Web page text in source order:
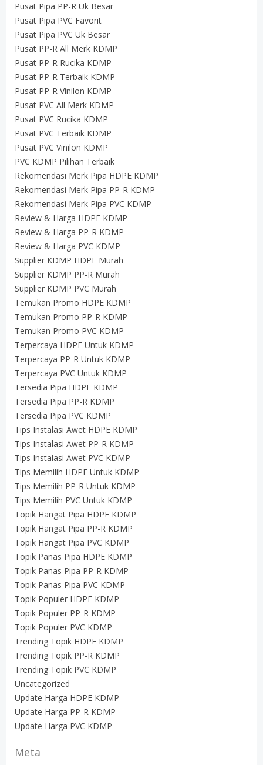
Pusat Pipa PP-R Uk Besar
Pusat Pipa PVC Favorit
Pusat Pipa PVC Uk Besar
Pusat PP-R All Merk KDMP
Pusat PP-R Rucika KDMP
Pusat PP-R Terbaik KDMP
Pusat PP-R Vinilon KDMP
Pusat PVC All Merk KDMP
Pusat PVC Rucika KDMP
Pusat PVC Terbaik KDMP
Pusat PVC Vinilon KDMP
PVC KDMP Pilihan Terbaik
Rekomendasi Merk Pipa HDPE KDMP
Rekomendasi Merk Pipa PP-R KDMP
Rekomendasi Merk Pipa PVC KDMP
Review & Harga HDPE KDMP
Review & Harga PP-R KDMP
Review & Harga PVC KDMP
Supplier KDMP HDPE Murah
Supplier KDMP PP-R Murah
Supplier KDMP PVC Murah
Temukan Promo HDPE KDMP
Temukan Promo PP-R KDMP
Temukan Promo PVC KDMP
Terpercaya HDPE Untuk KDMP
Terpercaya PP-R Untuk KDMP
Terpercaya PVC Untuk KDMP
Tersedia Pipa HDPE KDMP
Tersedia Pipa PP-R KDMP
Tersedia Pipa PVC KDMP
Tips Instalasi Awet HDPE KDMP
Tips Instalasi Awet PP-R KDMP
Tips Instalasi Awet PVC KDMP
Tips Memilih HDPE Untuk KDMP
Tips Memilih PP-R Untuk KDMP
Tips Memilih PVC Untuk KDMP
Topik Hangat Pipa HDPE KDMP
Topik Hangat Pipa PP-R KDMP
Topik Hangat Pipa PVC KDMP
Topik Panas Pipa HDPE KDMP
Topik Panas Pipa PP-R KDMP
Topik Panas Pipa PVC KDMP
Topik Populer HDPE KDMP
Topik Populer PP-R KDMP
Topik Populer PVC KDMP
Trending Topik HDPE KDMP
Trending Topik PP-R KDMP
Trending Topik PVC KDMP
Uncategorized
Update Harga HDPE KDMP
Update Harga PP-R KDMP
Update Harga PVC KDMP
Meta